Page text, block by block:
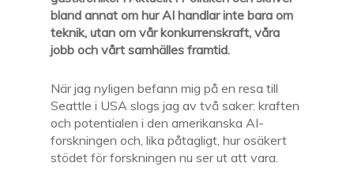
bland annat om hur AI handlar inte bara om
teknik, utan om vår konkurrenskraft, våra
jobb och vårt samhälles framtid.
När jag nyligen befann mig på en resa till
Seattle i USA slogs jag av två saker: kraften
och potentialen i den amerikanska AI-
forskningen och, lika påtagligt, hur osäkert
stödet för forskningen nu ser ut att vara.